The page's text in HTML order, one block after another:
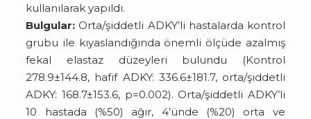
kullanılarak yapıldı.
Bulgular: Orta/şiddetli ADKY’li hastalarda kontrol
grubu ile kıyaslandığında önemli ölçüde azalmış
fekal elastaz düzeyleri bulundu (Kontrol
278.9±144.8, hafif ADKY: 336.6±181.7, orta/şiddetli
ADKY: 168.7±153.6, p=0.002). Orta/şiddetli ADKY’li
10 hastada (%50) ağır, 4’ünde (%20) orta ve